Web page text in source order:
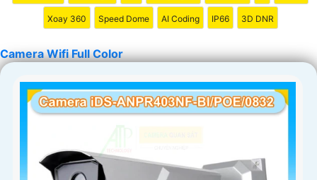
Xoay 360 Speed Dome AI Coding IP66 3D DNR
Camera Wifi Full Color